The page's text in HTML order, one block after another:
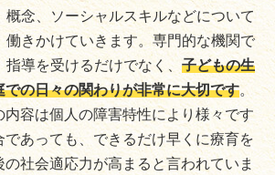
概念、ソーシャルスキルなどについて
働きかけていきます。専門的な機関で
指導を受けるだけでなく、 子どもの生
の日々の関わりが非常に大切です。
容は個人の障害特性により様々です
であっても、できるだけ早くに療育を
社会適応力が高まると言われていま